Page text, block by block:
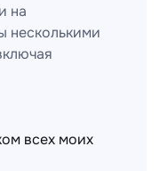
на
несколькими
всех моих